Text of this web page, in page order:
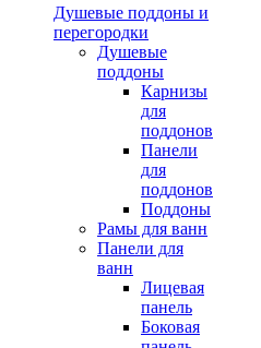
Душевые поддоны и
перегородки
Душевые
поддоны
Карнизы
для
поддонов
Панели
для
поддонов
Поддоны
Рамы для ванн
Панели для
ванн
Лицевая
панель
Боковая